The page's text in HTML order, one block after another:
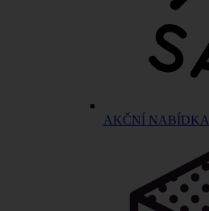
AKČNÍ NABÍDKA